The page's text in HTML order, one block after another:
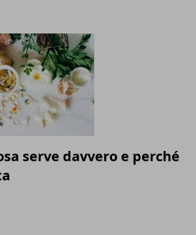
serve davvero e perché